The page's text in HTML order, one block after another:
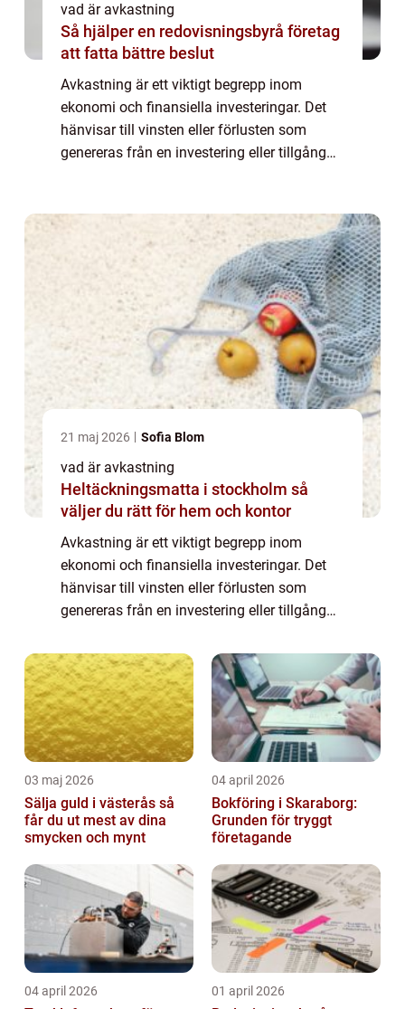
vad är avkastning
Så hjälper en redovisningsbyrå företag
att fatta bättre beslut
Avkastning är ett viktigt begrepp inom
ekonomi och finansiella investeringar. Det
hänvisar till vinsten eller förlusten som
genereras från en investering eller tillgång
21 maj 2026 Sofia Blom
vad är avkastning
Heltäckningsmatta i stockholm så
väljer du rätt för hem och kontor
Avkastning är ett viktigt begrepp inom
ekonomi och finansiella investeringar. Det
hänvisar till vinsten eller förlusten som
genereras från en investering eller tillgång
avkastning fullt ut är det viktigt att kä...
03 maj 2026
Sälja guld i västerås så
får du ut mest av dina
smycken och mynt
04 april 2026
Bokföring i Skaraborg:
Grunden för tryggt
företagande
04 april 2026 01 april 2026